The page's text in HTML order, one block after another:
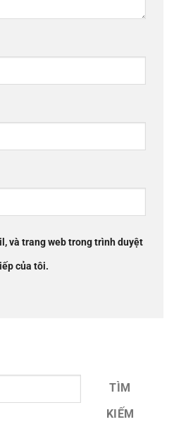
và trang web trong trình duyệt
của tôi.
TÌM
KIẾM